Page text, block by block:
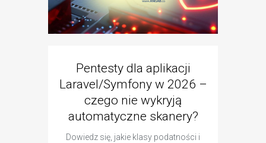
Pentesty dla aplikacji
Laravel/Symfony w 2026 –
czego nie wykryją
automatyczne skanery?
Dowiedz się, jakie klasy podatności i